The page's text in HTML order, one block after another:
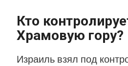
Кто
Храмовую гору?
Израиль взял под